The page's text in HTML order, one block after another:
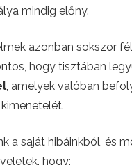
mindig előny.
azonban sokszor
hogy tisztában
, amelyek valóban
a saját hibáinkból, és
hogy: